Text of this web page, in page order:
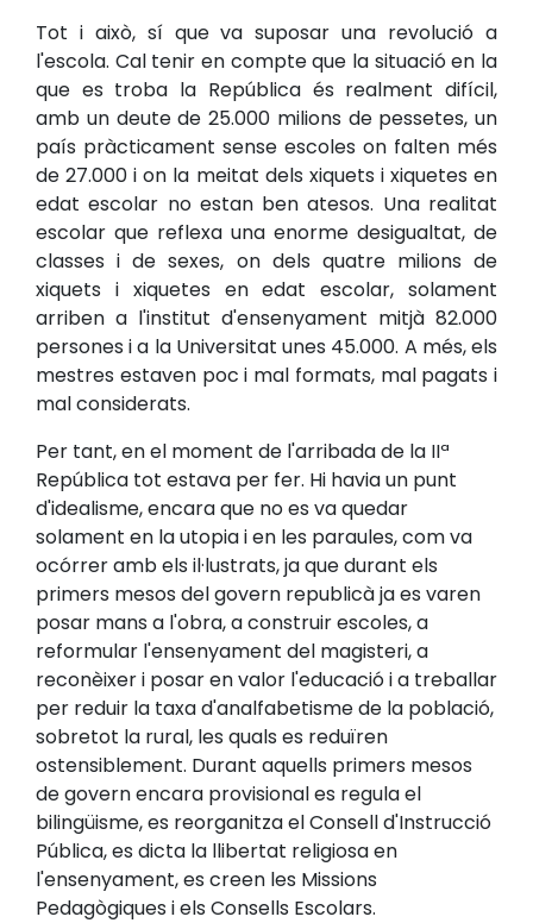
Tot i això, sí que va suposar una revolució a
l'escola. Cal tenir en compte que la situació en la
que es troba la República és realment difícil,
amb un deute de 25.000 milions de pessetes, un
país pràcticament sense escoles on falten més
de 27.000 i on la meitat dels xiquets i xiquetes en
edat escolar no estan ben atesos. Una realitat
escolar que reflexa una enorme desigualtat, de
classes i de sexes, on dels quatre milions de
xiquets i xiquetes en edat escolar, solament
arriben a l'institut d'ensenyament mitjà 82.000
persones i a la Universitat unes 45.000. A més, els
mestres estaven poc i mal formats, mal pagats i
mal considerats.
Per tant, en el moment de l'arribada de la IIª
República tot estava per fer. Hi havia un punt
d'idealisme, encara que no es va quedar
solament en la utopia i en les paraules, com va
ocórrer amb els il·lustrats, ja que durant els
primers mesos del govern republicà ja es varen
posar mans a l'obra, a construir escoles, a
reformular l'ensenyament del magisteri, a
reconèixer i posar en valor l'educació i a treballar
per reduir la taxa d'analfabetisme de la població,
sobretot la rural, les quals es reduïren
ostensiblement. Durant aquells primers mesos
de govern encara provisional es regula el
bilingüisme, es reorganitza el Consell d'Instrucció
Pública, es dicta la llibertat religiosa en
l'ensenyament, es creen les Missions
Pedagògiques i els Consells Escolars.